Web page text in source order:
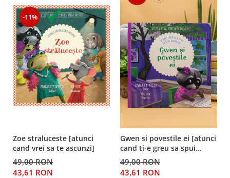
-11%
Zoe straluceste [atunci
cand vrei sa te ascunzi]
49,00 RON
43,61 RON
Gwen si povestile ei [atunci
cand ti-e greu sa spui
adevarul]
49,00 RON
43,61 RON